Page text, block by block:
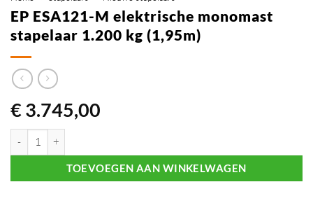
EP ESA121-M elektrische monomast
stapelaar 1.200 kg (1,95m)
€3.745,00
EP ESA121-M elektrische monomast stapelaar 1.200 kg (1,95m)
TOEVOEGEN AAN WINKELWAGEN